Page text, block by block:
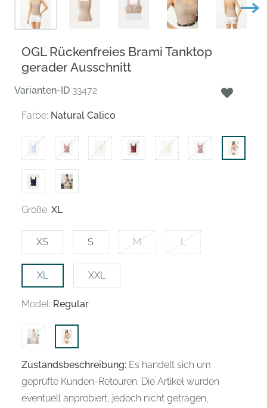
OGL Rückenfreies Brami Tanktop
gerader Ausschnitt
Varianten-ID 33472
Farbe: Natural Calico
Größe: XL
XS S M L
XL XXL
Model: Regular
Zustandsbeschreibung: Es handelt sich um
geprüfte Kunden-Retouren. Die Artikel wurden
eventuell anprobiert, jedoch nicht getragen,